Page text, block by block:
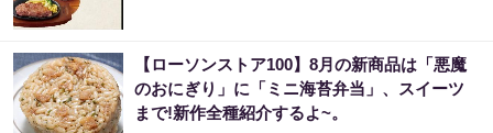
【ローソンストア100】8月の新商品は「悪魔
のおにぎり」に「ミニ海苔弁当」、スイーツ
まで!新作全種紹介するよ~。